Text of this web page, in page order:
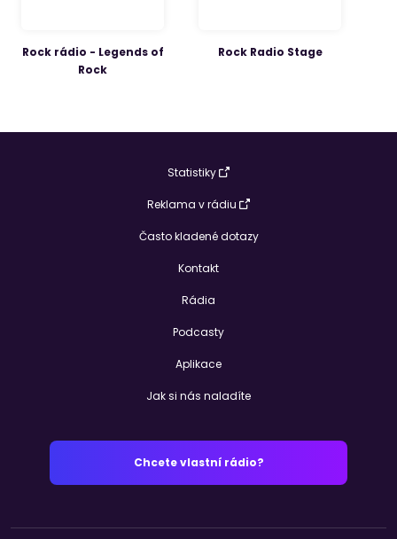
Rock rádio - Legends of
Rock
Rock Radio Stage
Statistiky
Reklama v rádiu
Často kladené dotazy
Kontakt
Rádia
Podcasty
Aplikace
Jak si nás naladíte
Chcete vlastní rádio?